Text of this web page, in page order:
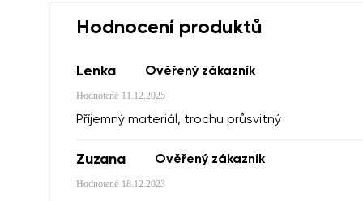
Hodnocení produktů
Lenka Ověřený zákazník
Hodnotené 11.12.2025
Příjemný materiál, trochu průsvitný
Zuzana Ověřený zákazník
Hodnotené 18.12.2023
Vaše jméno
číslo objednávky